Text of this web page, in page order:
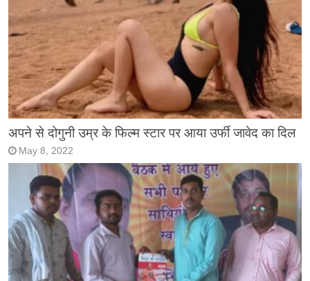
अपने से दोगुनी उम्र के फिल्म स्टार पर आया उर्फी जावेद का दिल
May 8, 2022